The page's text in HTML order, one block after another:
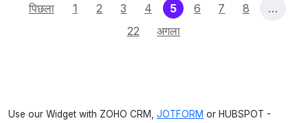
पिछला 1 2 3 4 5(current)
6 7 8
…
22
अगला
Use our Widget with ZOHO CRM, JOTFORM or HUBSPOT -